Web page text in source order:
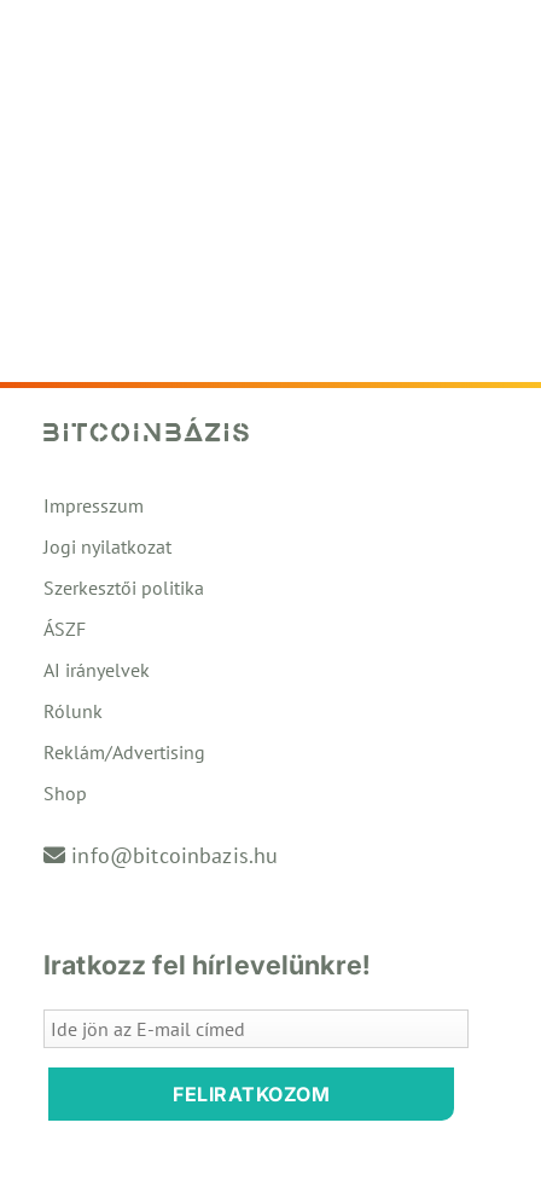
Impresszum
Jogi nyilatkozat
Szerkesztői politika
ÁSZF
AI irányelvek
Rólunk
Reklám/Advertising
Shop
info@bitcoinbazis.hu
Iratkozz fel hírlevelünkre!
FELIRATKOZOM